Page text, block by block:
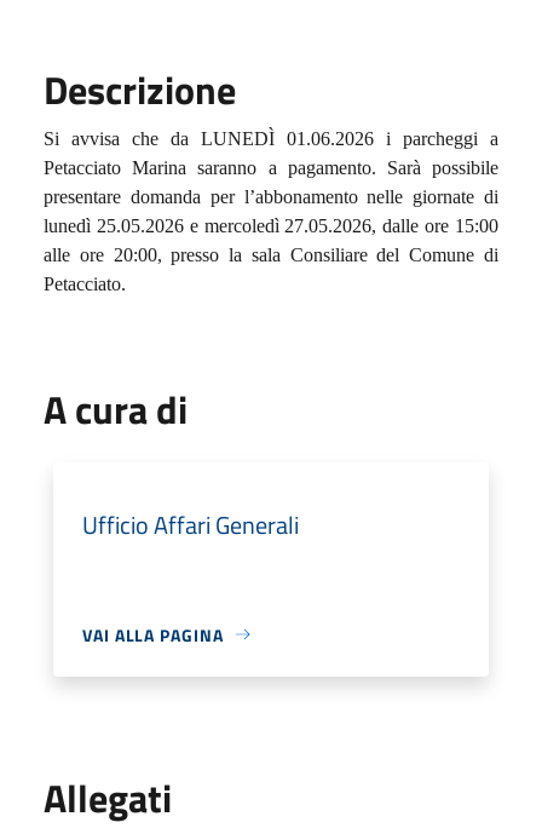
Descrizione
Si avvisa che da LUNEDÌ 01.06.2026 i parcheggi a
Petacciato Marina saranno a pagamento. Sarà possibile
presentare domanda per l’abbonamento nelle giornate di
lunedì 25.05.2026 e mercoledì 27.05.2026, dalle ore 15:00
alle ore 20:00, presso la sala Consiliare del Comune di
Petacciato.
A cura di
Ufficio Affari Generali
VAI ALLA PAGINA
Allegati